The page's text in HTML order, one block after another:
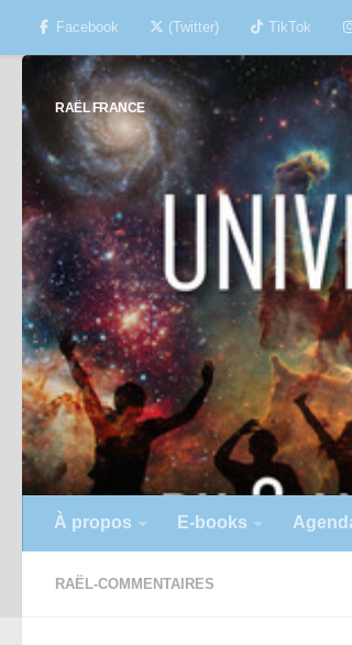
Skip to content
Facebook (Twitter) TikTok
RAËL FRANCE
À propos E-books
RAËL-COMMENTAIRES